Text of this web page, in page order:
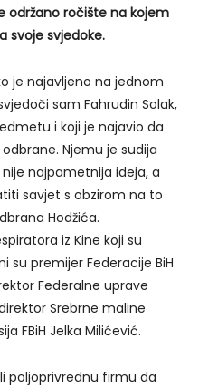
održano ročište na kojem
svoje svjedoke.
je najavljeno na jednom
sam Fahrudin Solak,
i koji je najavio da
Njemu je sudija
najpametnija ideja, a
savjet s obzirom na to
Hodžića.
iz Kine koji su
su premijer Federacije BiH
Federalne uprave
Srebrne maline
FBiH Jelka Milićević.
poljoprivrednu firmu da